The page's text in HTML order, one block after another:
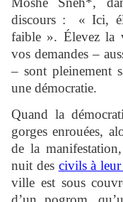
discours : « Ici,
faible ». Élevez la
vos demandes –
– sont pleinement
une démocratie.
Quand la
gorges enrouées,
de la
nuit des civils à
ville est sous